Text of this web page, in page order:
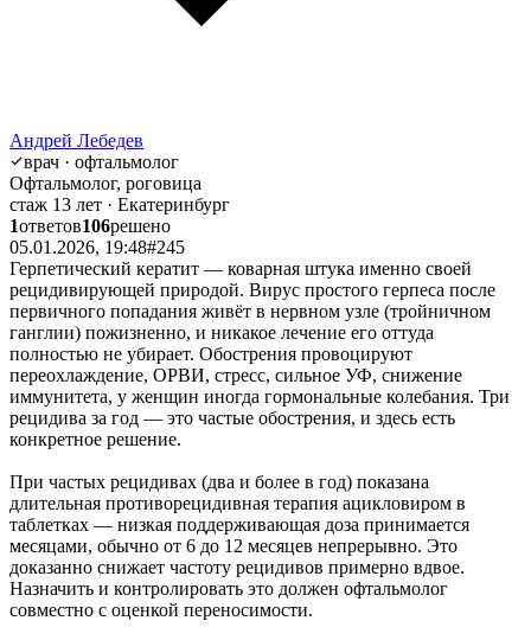
Андрей Лебедев
врач · офтальмолог
Офтальмолог, роговица
стаж 13 лет · Екатеринбург
1ответов106решено
05.01.2026, 19:48#245
Герпетический кератит — коварная штука именно своей
рецидивирующей природой. Вирус простого герпеса после
первичного попадания живёт в нервном узле (тройничном
ганглии) пожизненно, и никакое лечение его оттуда
полностью не убирает. Обострения провоцируют
переохлаждение, ОРВИ, стресс, сильное УФ, снижение
иммунитета, у женщин иногда гормональные колебания. Три
рецидива за год — это частые обострения, и здесь есть
конкретное решение.
При частых рецидивах (два и более в год) показана
длительная противорецидивная терапия ацикловиром в
таблетках — низкая поддерживающая доза принимается
месяцами, обычно от 6 до 12 месяцев непрерывно. Это
доказанно снижает частоту рецидивов примерно вдвое.
Назначить и контролировать это должен офтальмолог
совместно с оценкой переносимости.